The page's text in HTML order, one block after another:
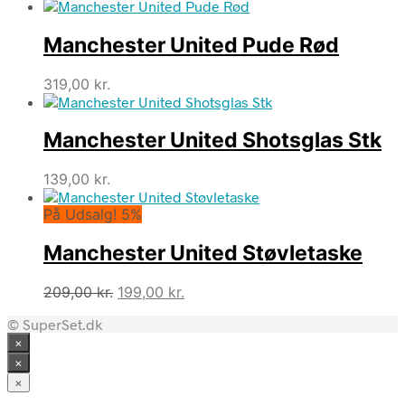
Manchester United Pude Rød
319,00 kr.
Manchester United Shotsglas Stk
139,00 kr.
På Udsalg! 5%
Manchester United Støvletaske
209,00kr. Den
199,00 kr.
© SuperSet.dk
×
×
×